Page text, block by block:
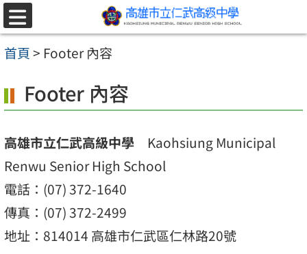
跳至主要內容區
選
單
首頁> Footer 內容
Footer 內容
高雄市立仁武高級中學 Kaohsiung Municipal
Renwu Senior High School
電話：(07) 372-1640
傳真：(07) 372-2499
地址：814014 高雄市仁武區仁林路20號